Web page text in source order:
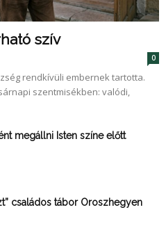
szív
0
rendkívüli embernek tartotta.
szentmisékben: valódi,
megállni Isten színe előtt
családos tábor Oroszhegyen